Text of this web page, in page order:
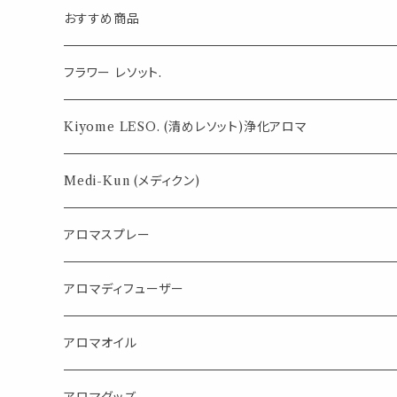
おすすめ商品
気になる虫対策に
薄荷の香りで体感温度-4℃ !? スースーシリーズ
パロサント
フラワー レソット.
Kiyome LESO. (清めレソット)浄化アロマ
Medi-Kun (メディクン)
アロマスプレー
目的で選ぶ
蒸し暑い夏やリフレッシュに
消臭に（用途：空間や衣服）
FLOWER LESO. フラワレソット
アロマディフューザー
アロマオイル